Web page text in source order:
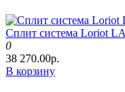
Сплит система Loriot
0
38 270.00р.
В корзину